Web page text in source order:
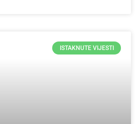
ISTAKNUTE VIJESTI